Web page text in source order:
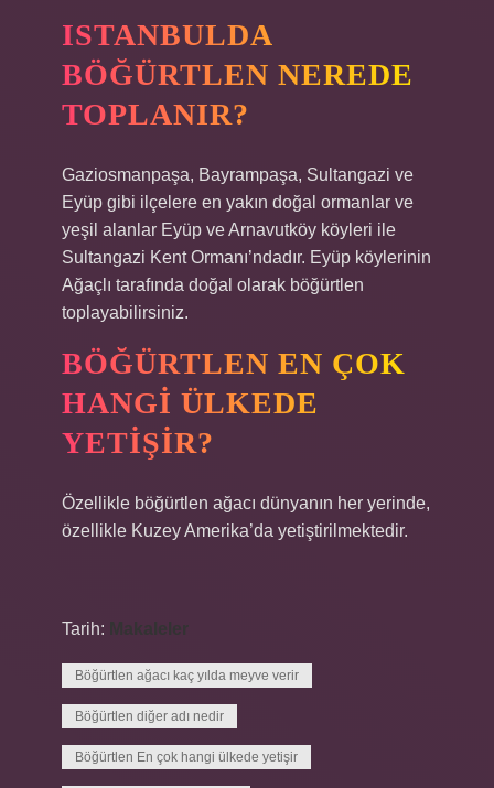
ISTANBULDA
BÖĞÜRTLEN NEREDE
TOPLANIR?
Gaziosmanpaşa, Bayrampaşa, Sultangazi ve
Eyüp gibi ilçelere en yakın doğal ormanlar ve
yeşil alanlar Eyüp ve Arnavutköy köyleri ile
Sultangazi Kent Ormanı’ndadır. Eyüp köylerinin
Ağaçlı tarafında doğal olarak böğürtlen
toplayabilirsiniz.
BÖĞÜRTLEN EN ÇOK
HANGI ÜLKEDE
YETIŞIR?
Özellikle böğürtlen ağacı dünyanın her yerinde,
özellikle Kuzey Amerika’da yetiştirilmektedir.
Tarih: Makaleler
Böğürtlen ağacı kaç yılda meyve verir
Böğürtlen diğer adı nedir
Böğürtlen En çok hangi ülkede yetişir